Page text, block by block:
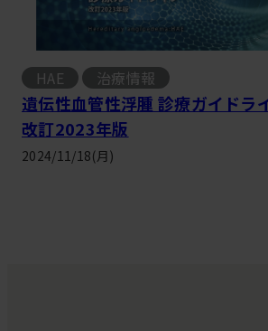
HAE 治療情報
遺伝性血管性浮腫 診療ガイドラ
改訂2023年版
2024/11/18(月)